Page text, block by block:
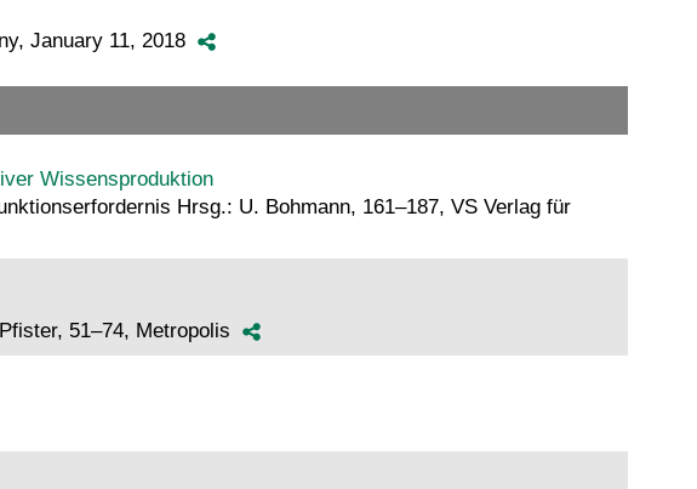
January 11, 2018
Wissensproduktion
Hrsg.: U. Bohmann, 161–187, VS Verlag für
51–74, Metropolis